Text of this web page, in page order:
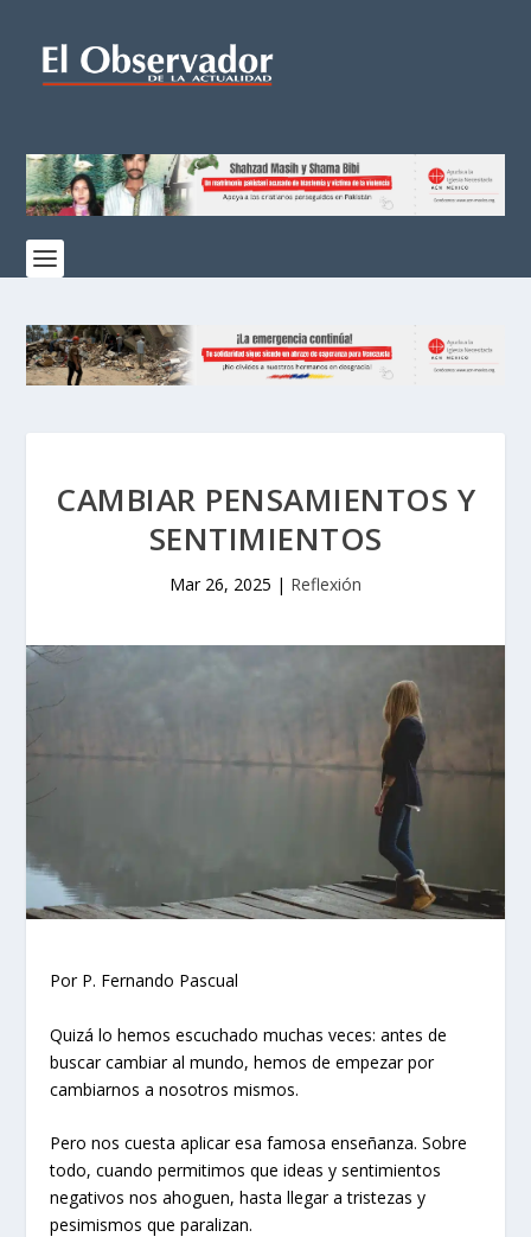
CAMBIAR PENSAMIENTOS Y
SENTIMIENTOS
Mar 26, 2025 | Reflexión
Por P. Fernando Pascual
Quizá lo hemos escuchado muchas veces: antes de
buscar cambiar al mundo, hemos de empezar por
cambiarnos a nosotros mismos.
Pero nos cuesta aplicar esa famosa enseñanza. Sobre
todo, cuando permitimos que ideas y sentimientos
negativos nos ahoguen, hasta llegar a tristezas y
pesimismos que paralizan.